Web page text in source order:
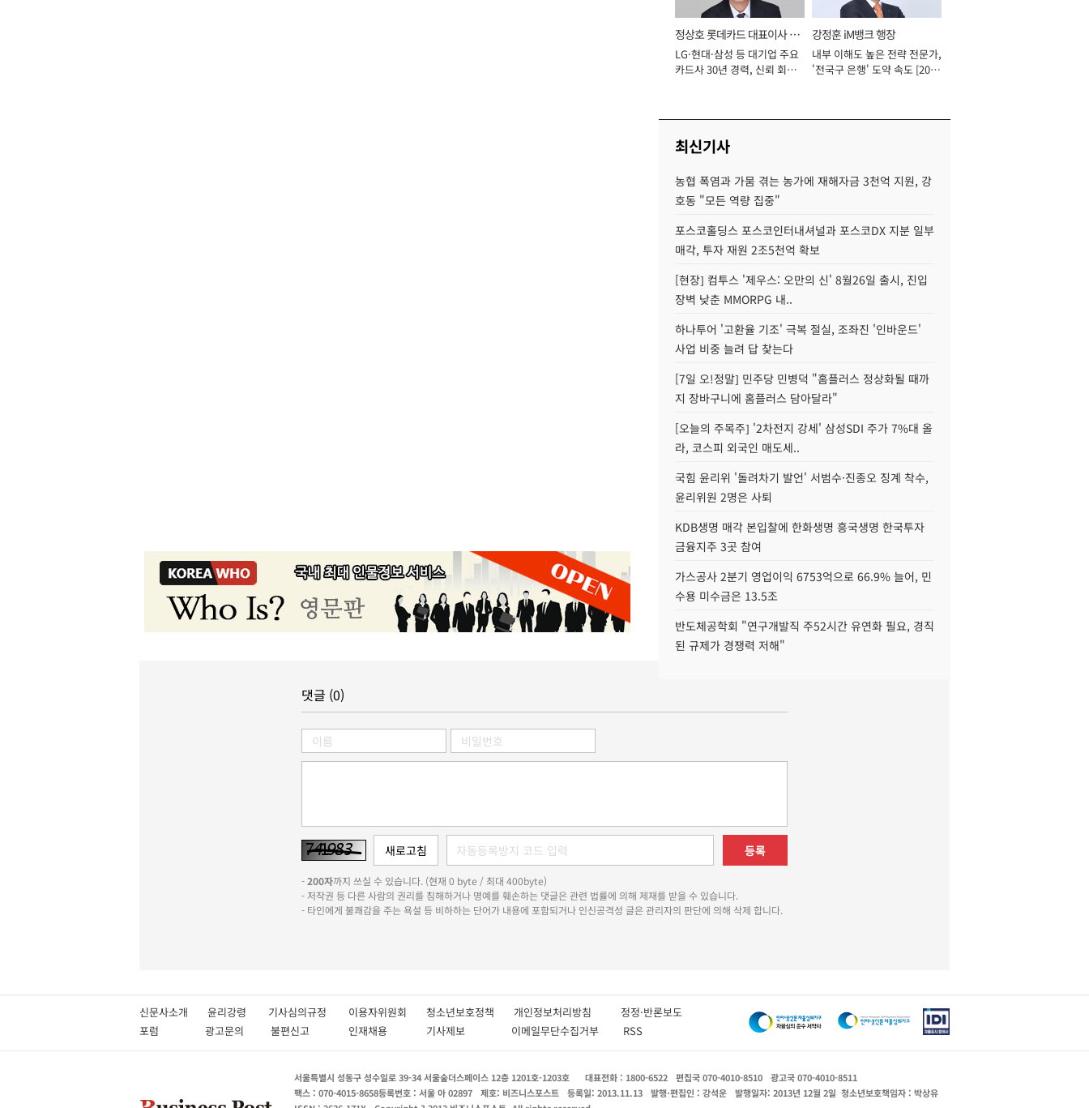
정상호 롯데카드 대표이사 사
장
LG·현대·삼성 등 대기업 주요
카드사 30년 경력, 신뢰 회복
강정훈 iM뱅크 행장
내부 이해도 높은 전략 전문가,
'전국구 은행' 도약 속도 [2026
최신기사
농협 폭염과 가뭄 겪는 농가에 재해자금 3천억 지원, 강
호동 "모든 역량 집중"
포스코홀딩스 포스코인터내셔널과 포스코DX 지분 일부
매각, 투자 재원 2조5천억 확보
[현장] 컴투스 '제우스: 오만의 신' 8월26일 출시, 진입
장벽 낮춘 MMORPG 내..
하나투어 '고환율 기조' 극복 절실, 조좌진 '인바운드'
사업 비중 늘려 답 찾는다
[7일 오!정말] 민주당 민병덕 "홈플러스 정상화될 때까
지 장바구니에 홈플러스 담아달라"
[오늘의 주목주] '2차전지 강세' 삼성SDI 주가 7%대 올
라, 코스피 외국인 매도세..
국힘 윤리위 '돌려차기 발언' 서범수·진종오 징계 착수,
윤리위원 2명은 사퇴
KDB생명 매각 본입찰에 한화생명 흥국생명 한국투자
금융지주 3곳 참여
가스공사 2분기 영업이익 6753억으로 66.9% 늘어, 민
수용 미수금은 13.5조
반도체공학회 "연구개발직 주52시간 유연화 필요, 경직
된 규제가 경쟁력 저해"
댓글 (0)
등록
-200자까지 쓰실 수 있습니다. (현재 0 byte / 최대 400byte)
- 저작권 등 다른 사람의 권리를 침해하거나 명예를 훼손하는 댓글은 관련 법률에 의해 제재를 받을 수 있습니다.
- 타인에게 불쾌감을 주는 욕설 등 비하하는 단어가 내용에 포함되거나 인신공격성 글은 관리자의 판단에 의해 삭제 합니다.
신문사소개 윤리강령 기사심의규정 이용자위원회 청소년보호정책 개인정보처리방침 정정·반론보도
포럼
광고문의 불편신고 인재채용 기사제보 이메일무단수집거부 RSS
서울특별시 성동구 성수일로 39-34 서울숲더스페이스 12층 1201호-1203호 대표전화 : 1800-6522 편집국 070-4010-8510
광고국 070-4010-8511
팩스 : 070-4015-8658등록번호 : 서울 아 02897 제호: 비즈니스포스트 등록일: 2013.11.13 발행·편집인 : 강석운 발행일자: 2013년 12월 2일 청소년보호책임자 : 박상유